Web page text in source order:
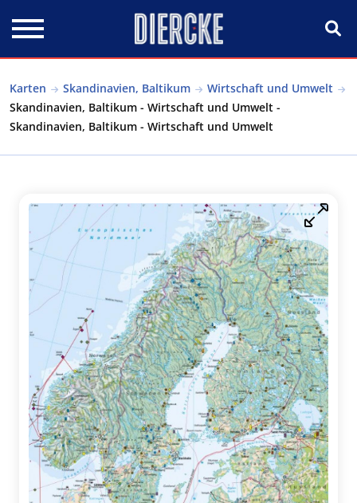
Karten Skandinavien, Baltikum
Wirtschaft und Umwelt
Skandinavien, Baltikum - Wirtschaft und Umwelt -
Skandinavien, Baltikum - Wirtschaft und Umwelt